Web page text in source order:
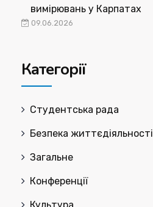
вимірювань у Карпатах
09.06.2026
Категорії
Cтудентська рада
Безпека життєдіяльності
Загальне
Конференції
Культура